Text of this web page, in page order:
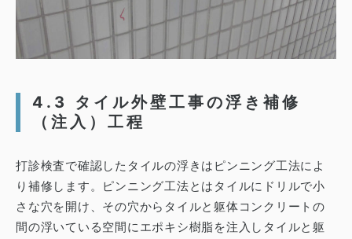
4.3 タイル外壁工事の浮き補修
（注入）工程
打診検査で確認したタイルの浮きはピンニング工法によ
り補修します。 ピンニング工法とはタイルにドリルで小
さな穴を開け、その穴からタイルと躯体コンクリートの
間の浮いている空間にエポキシ樹脂を注入しタイルと躯